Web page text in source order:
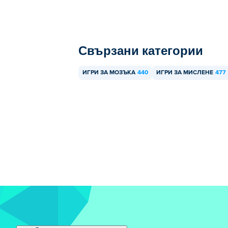
Свързани категории
ИГРИ ЗА МОЗЪКА 440 ИГРИ ЗА МИСЛЕНЕ 477